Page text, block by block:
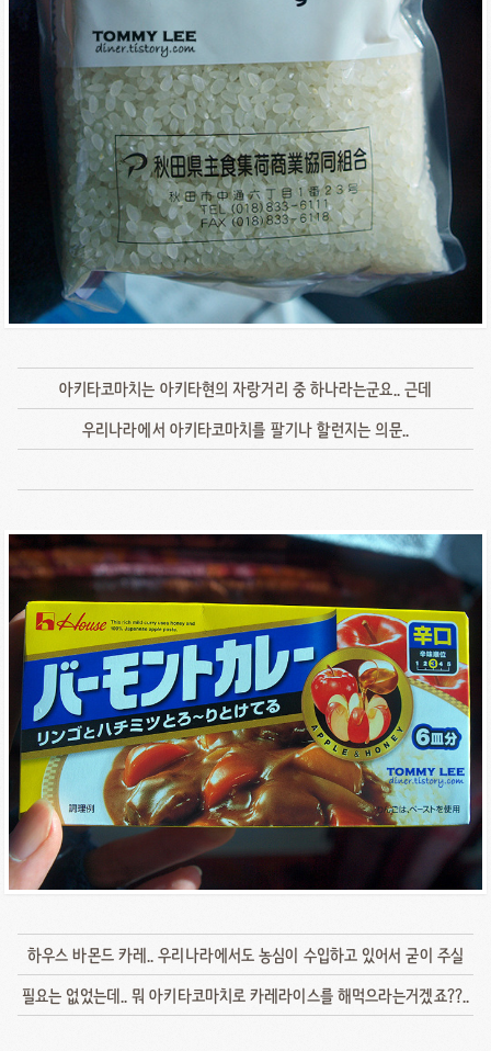
아키타코마치는 아키타현의 자랑거리 중 하나라는군요.. 근데
우리나라에서 아키타코마치를 팔기나 할런지는 의문..
하우스 바몬드 카레.. 우리나라에서도 농심이 수입하고 있어서 굳이 주실
필요는 없었는데.. 뭐 아키타코마치로 카레라이스를 해먹으라는거겠죠??..